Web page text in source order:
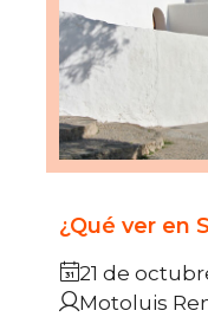
¿Qué ver en
21 de
Motoluis